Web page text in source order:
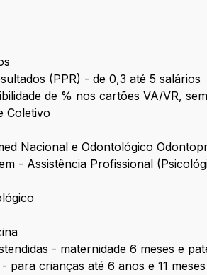
(PPR) - de 0,3 até 5 salários
de % nos cartões VA/VR,
Coletivo
Nacional e Odontológico
- Assistência Profissional
- maternidade 6 meses e
para crianças até 6 anos e 11 meses